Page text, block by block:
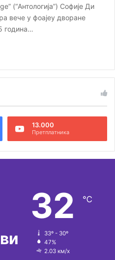
(“Антологија”) Софије Ди
вече у фоајеу дворане
година…
13.000
Претплатника
32 ℃
33º - 30º
47%
2.03 км/х